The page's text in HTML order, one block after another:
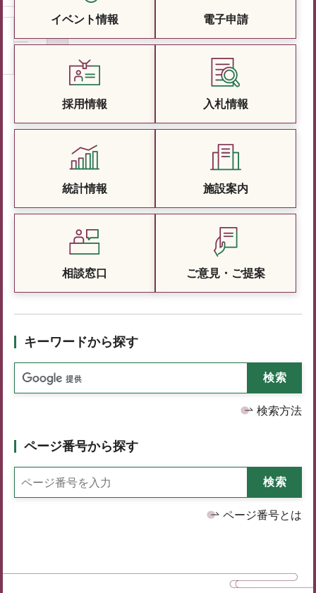
イベント情報 電子申請
採用情報 入札情報
統計情報 施設案内
相談窓口 ご意見・ご提案
キーワードから探す
検索方法
ページ番号から探す
ページ番号とは